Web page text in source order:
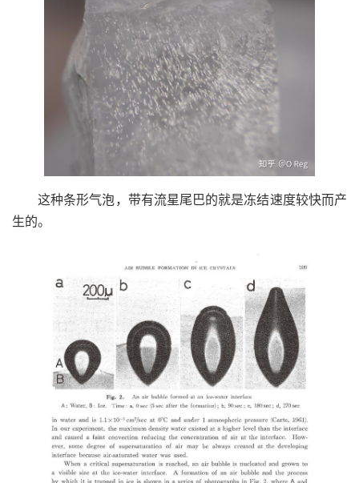
这种条形气泡，带有流星尾巴的就是冻结速度较快而产
生的。